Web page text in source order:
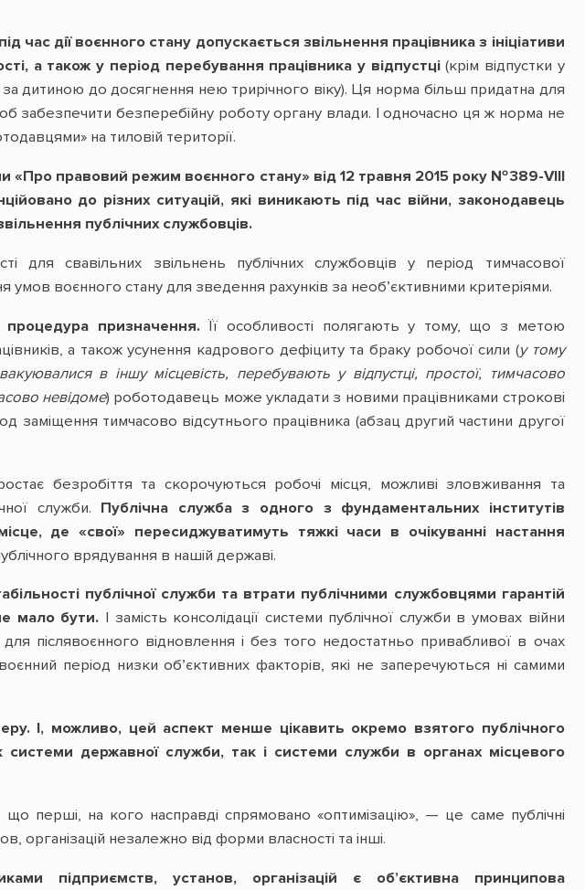
під час дії воєнного стану допускається звільнення працівника з ініціативи
а також у період перебування працівника у відпустці(крім відпустки у
за дитиною до досягнення нею трирічного віку). Ця норма більш придатна для
забезпечити безперебійну роботу органу влади. І одночасно ця ж норма не
на тиловій території.
«Про правовий режим воєнного стану» від 12 травня 2015 року №389-VIII
до різних ситуацій, які виникають під час війни, законодавець
публічних службовців.
для свавільних звільнень публічних службовців у період тимчасової
умов воєнного стану для зведення рахунків за необ’єктивними критеріями.
призначення.Її особливості полягають у тому, що з метою
а також усунення кадрового дефіциту та браку робочої сили (у тому
в іншу місцевість, перебувають у відпустці, простої, тимчасово
невідоме) роботодавець може укладати з новими працівниками строкові
заміщення тимчасово відсутнього працівника (абзац другий частини другої
безробіття та скорочуються робочі місця, можливі зловживання та
служби. Публічна служба з одного з фундаментальних інститутів
де «свої» пересиджуватимуть тяжкі часи в очікуванні настання
врядування в нашій державі.
публічної служби та втрати публічними службовцями гарантій
мало бути. І замість консолідації системи публічної служби в умовах війни
післявоєнного відновлення і без того недостатньо привабливої в очах
період низки об’єктивних факторів, які не заперечуються ні самими
І, можливо, цей аспект менше цікавить окремо взятого публічного
державної служби, так і системи служби в органах місцевого
що перші, на кого насправді спрямовано «оптимізацію», — це саме публічні
організацій незалежно від форми власності та інші.
підприємств, установ, організацій є об’єктивна принципова